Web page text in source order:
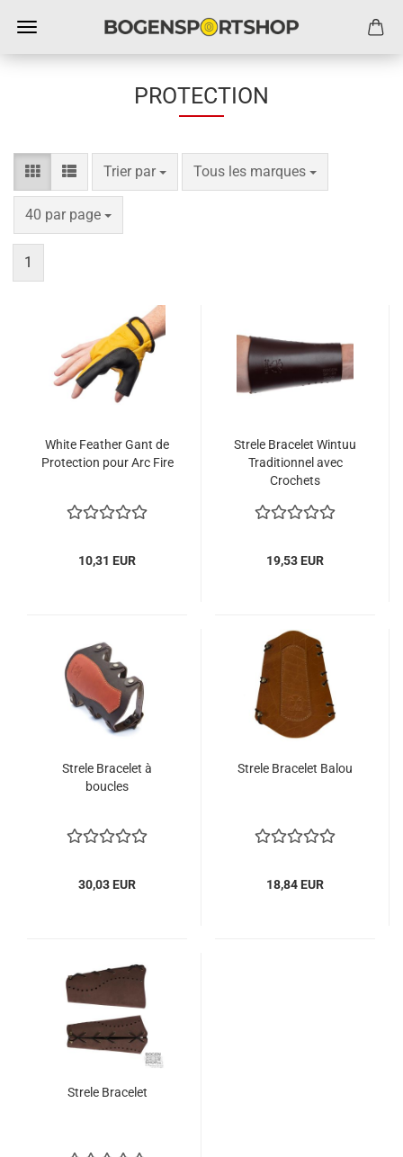
PROTECTION
Trier par
Trier par Tous les marques
par page
40 par page
par page
1
White Feather Gant de
Protection pour Arc Fire
10,31 EUR
Strele Bracelet Wintuu
Traditionnel avec
Crochets
19,53 EUR
Strele Bracelet à
boucles
30,03 EUR
Strele Bracelet Balou
18,84 EUR
Strele Bracelet